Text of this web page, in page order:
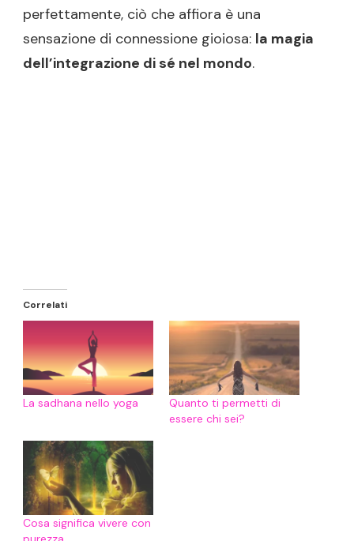
perfettamente, ciò che affiora è una
sensazione di connessione gioiosa: la magia
dell’integrazione di sé nel mondo.
Correlati
La sadhana nello yoga
Quanto ti permetti di
essere chi sei?
Cosa significa vivere con